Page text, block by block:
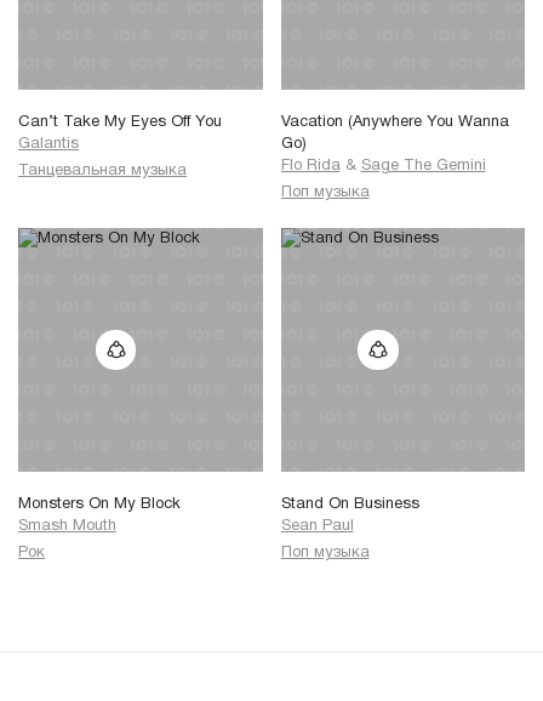
Can’t Take My Eyes Off You
Galantis
Танцевальная музыка
Vacation (Anywhere You Wanna
Go)
Flo Rida & Sage The Gemini
Поп музыка
Monsters On My Block
Smash Mouth
Рок
Stand On Business
Sean Paul
Поп музыка